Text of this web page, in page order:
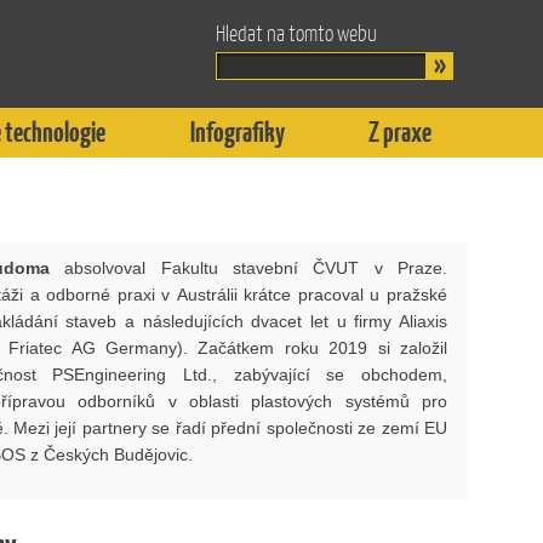
Hledat na tomto webu
technologie Infografiky Z praxe
absolvoval Fakultu stavební ČVUT v Praze.
a odborné praxi v Austrálii krátce pracoval u pražské
staveb a následujících dvacet let u firmy Aliaxis
AG Germany). Začátkem roku 2019 si založil
PSEngineering Ltd., zabývající se obchodem,
odborníků v oblasti plastových systémů pro
Mezi její partnery se řadí přední společnosti ze zemí EU
z Českých Budějovic.